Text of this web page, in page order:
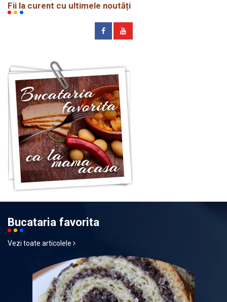
Fii la curent cu ultimele noutăți
Bucataria favorita
Vezi toate articolele